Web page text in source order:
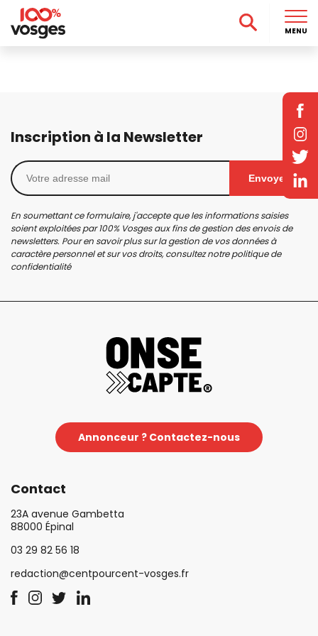
Inscription à la Newsletter
Envoyer
En soumettant ce formulaire, j'accepte que les informations saisies
soient exploitées par 100% Vosges aux fins de gestion des envois de
newsletters. Pour en savoir plus sur la gestion de vos données à
caractère personnel et sur vos droits, consultez notrepolitique de
confidentialité
Annonceur ? Contactez-nous
Contact
23A avenue Gambetta
88000 Épinal
03 29 82 56 18
redaction@centpourcent-vosges.fr
MENU